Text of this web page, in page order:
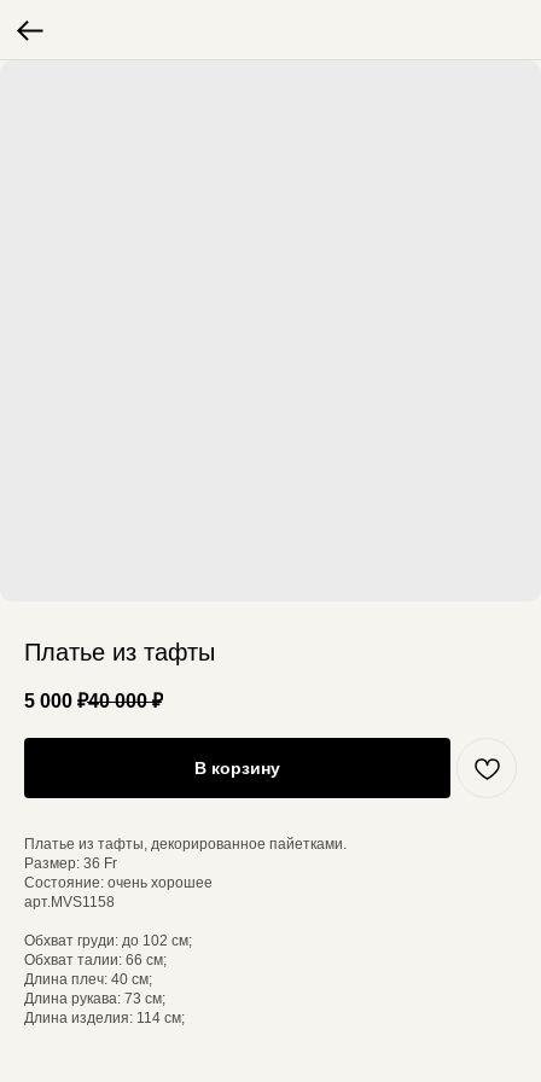
Платье из тафты
5 000 ₽40 000 ₽
В корзину
Платье из тафты, декорированное пайетками.
Размер: 36 Fr
Состояние: очень хорошее
арт.MVS1158
Обхват груди: до 102 см;
Обхват талии: 66 см;
Длина плеч: 40 см;
Длина рукава: 73 см;
Длина изделия: 114 см;